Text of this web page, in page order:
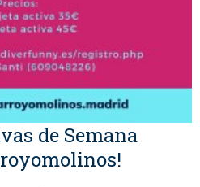
de Semana